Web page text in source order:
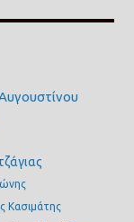
Κασιμάτης